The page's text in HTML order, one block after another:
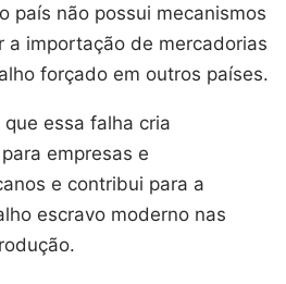
país não possui mecanismos
a importação de mercadorias
forçado em outros países.
essa falha cria
empresas e
e contribui para a
escravo moderno nas